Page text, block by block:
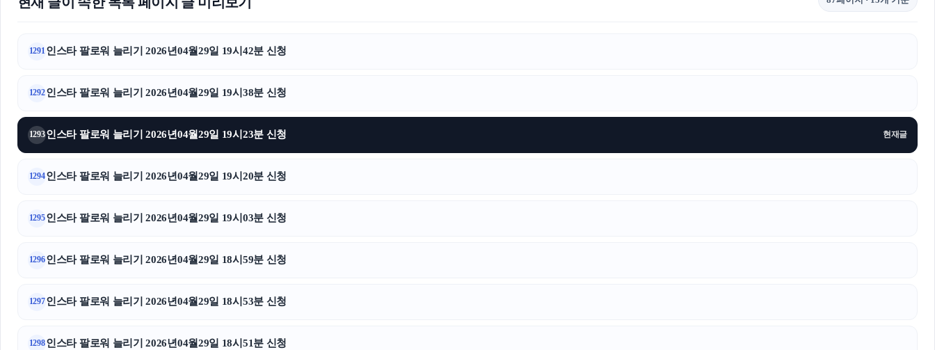
1291인스타 팔로워 늘리기 2026년04월29일 19시42분 신청
1292인스타 팔로워 늘리기 2026년04월29일 19시38분 신청
1293인스타 팔로워 늘리기 2026년04월29일 19시23분 신청 현재글
1294인스타 팔로워 늘리기 2026년04월29일 19시20분 신청
1295인스타 팔로워 늘리기 2026년04월29일 19시03분 신청
1296인스타 팔로워 늘리기 2026년04월29일 18시59분 신청
1297인스타 팔로워 늘리기 2026년04월29일 18시53분 신청
1298인스타 팔로워 늘리기 2026년04월29일 18시51분 신청